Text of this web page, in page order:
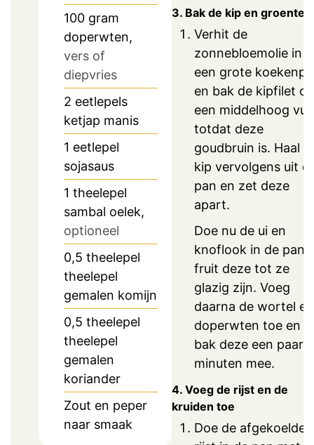
100 gram
doperwten,
vers of
diepvries
2 eetlepels
ketjap manis
1 eetlepel
sojasaus
1 theelepel
sambal oelek,
optioneel
0,5 theelepel
theelepel
gemalen komijn
0,5 theelepel
theelepel
gemalen
koriander
Zout en peper
naar smaak
3. Bak de kip en groenten
Verhit de
zonnebloemolie in
een grote
en bak de kipfilet op
een middelhoog
totdat deze
goudbruin is. Haal
kip vervolgens uit
pan en zet deze
apart.
Doe nu de ui en
knoflook in de pan
fruit deze tot ze
glazig zijn. Voeg
daarna de wortel en
doperwten toe en
bak deze een paar
minuten mee.
4. Voeg de rijst en de
kruiden toe
Doe de afgekoelde